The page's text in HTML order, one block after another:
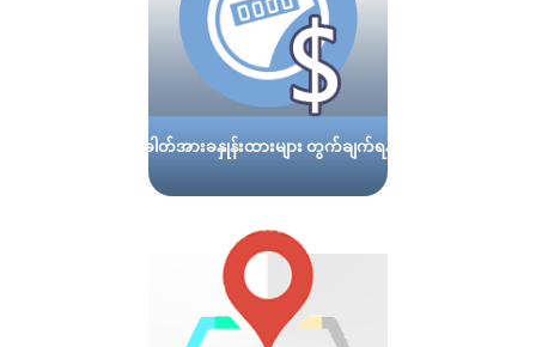
ဓါတ်အားခနှုန်းထားများ တွက်ချက်ရန်